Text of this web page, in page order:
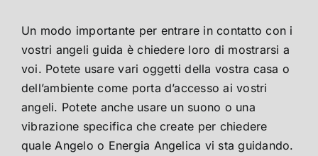
Un modo importante per entrare in contatto con i
vostri angeli guida è chiedere loro di mostrarsi a
voi. Potete usare vari oggetti della vostra casa o
dell’ambiente come porta d’accesso ai vostri
angeli. Potete anche usare un suono o una
vibrazione specifica che create per chiedere
quale Angelo o Energia Angelica vi sta guidando.